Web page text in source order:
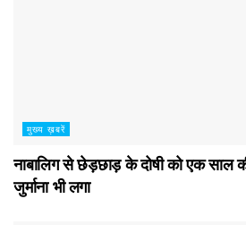
मुख्य ख़बरें
नाबालिग से छेड़छाड़ के दोषी को एक साल
जुर्माना भी लगा